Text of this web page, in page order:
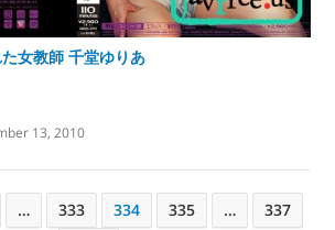
女教師 千堂ゆりあ
13, 2010
… 333 334 335 …
337